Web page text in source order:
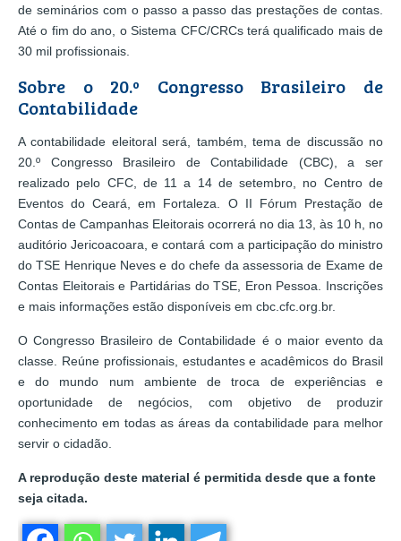
de seminários com o passo a passo das prestações de contas.
Até o fim do ano, o Sistema CFC/CRCs terá qualificado mais de
30 mil profissionais.
Sobre o 20.º Congresso Brasileiro de
Contabilidade
A contabilidade eleitoral será, também, tema de discussão no
20.º Congresso Brasileiro de Contabilidade (CBC), a ser
realizado pelo CFC, de 11 a 14 de setembro, no Centro de
Eventos do Ceará, em Fortaleza. O II Fórum Prestação de
Contas de Campanhas Eleitorais ocorrerá no dia 13, às 10 h, no
auditório Jericoacoara, e contará com a participação do ministro
do TSE Henrique Neves e do chefe da assessoria de Exame de
Contas Eleitorais e Partidárias do TSE, Eron Pessoa. Inscrições
e mais informações estão disponíveis em cbc.cfc.org.br.
O Congresso Brasileiro de Contabilidade é o maior evento da
classe. Reúne profissionais, estudantes e acadêmicos do Brasil
e do mundo num ambiente de troca de experiências e
oportunidade de negócios, com objetivo de produzir
conhecimento em todas as áreas da contabilidade para melhor
servir o cidadão.
A reprodução deste material é permitida desde que a fonte
seja citada.